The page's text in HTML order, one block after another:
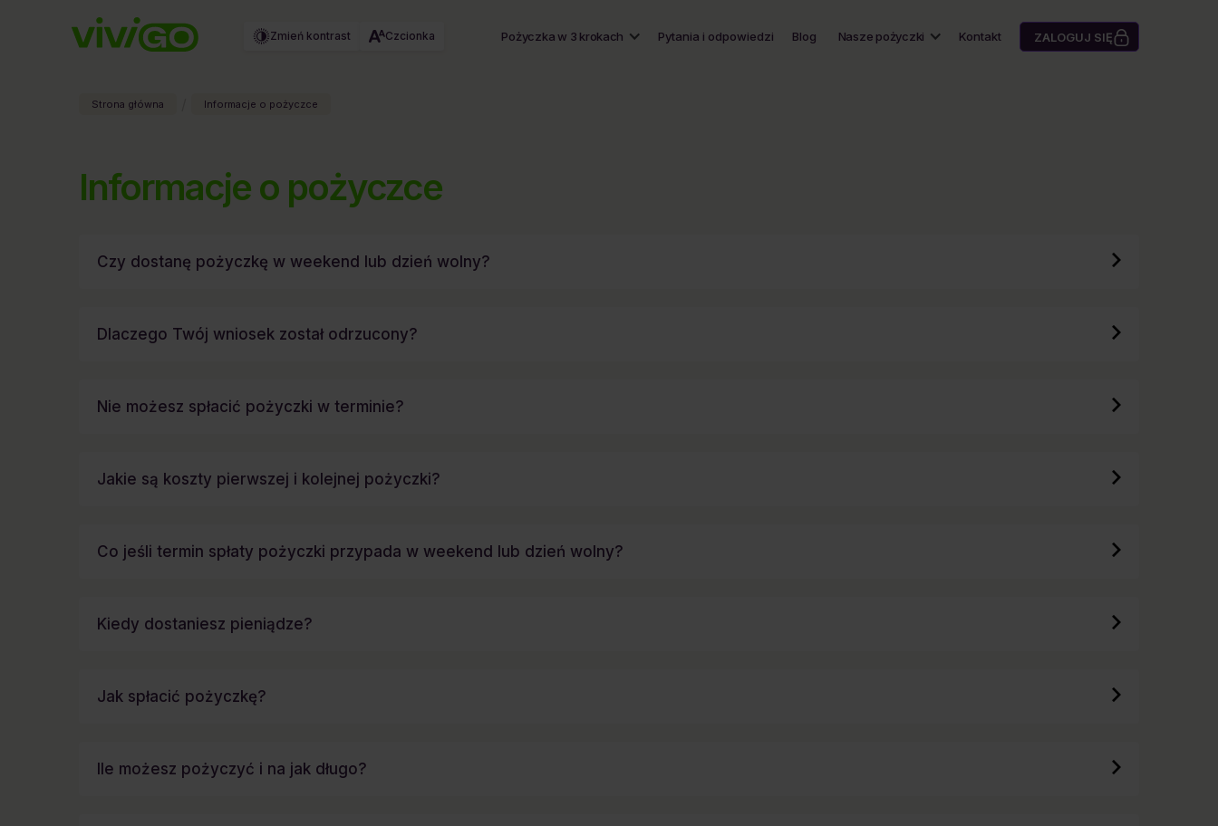
Zmień kontrast Czcionka Pożyczka w 3 krokach Pytania i odpowiedzi Blog Nasze pożyczki Kontakt ZALOGUJ SIĘ
Strona główna Informacje o pożyczce
Informacje o pożyczce
Czy dostanę pożyczkę w weekend lub dzień wolny?
Dlaczego Twój wniosek został odrzucony?
Nie możesz spłacić pożyczki w terminie?
Jakie są koszty pierwszej i kolejnej pożyczki?
Co jeśli termin spłaty pożyczki przypada w weekend lub dzień wolny?
Kiedy dostaniesz pieniądze?
Jak spłacić pożyczkę?
Ile możesz pożyczyć i na jak długo?